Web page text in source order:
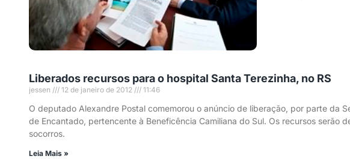
Liberados recursos para o hospital Santa Terezinha, no RS
jessen 12 de janeiro de 2012 11:46
O deputado Alexandre Postal comemorou o anúncio de liberação, por parte da
de Encantado, pertencente à Beneficência Camiliana do Sul. Os recursos
socorros.
Leia Mais »